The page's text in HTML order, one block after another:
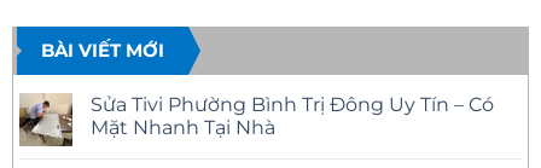
BÀI VIẾT MỚI
Sửa Tivi Phường Bình Trị Đông Uy Tín – Có
Mặt Nhanh Tại Nhà